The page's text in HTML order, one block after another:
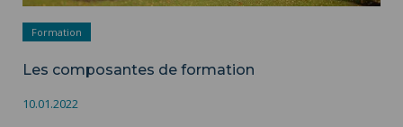
Formation
Les composantes de formation
10.01.2022